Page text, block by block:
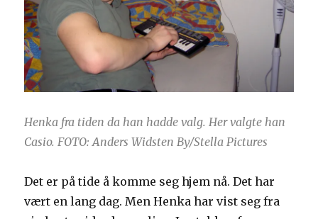
Henka fra tiden da han hadde valg. Her valgte han
Casio. FOTO: Anders Widsten By/Stella Pictures
Det er på tide å komme seg hjem nå. Det har
vært en lang dag. Men Henka har vist seg fra